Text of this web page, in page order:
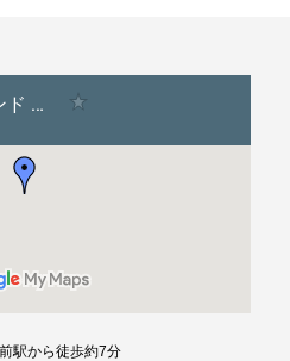
駅から徒歩約7分